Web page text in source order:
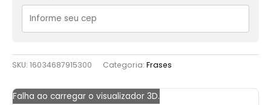
SKU: 16034687915300 Categoria: Frases
Falha ao carregar o visualizador 3D.